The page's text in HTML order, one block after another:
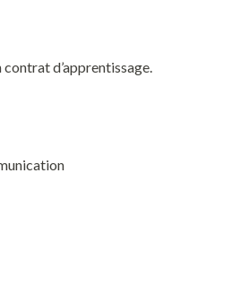
d’apprentissage.